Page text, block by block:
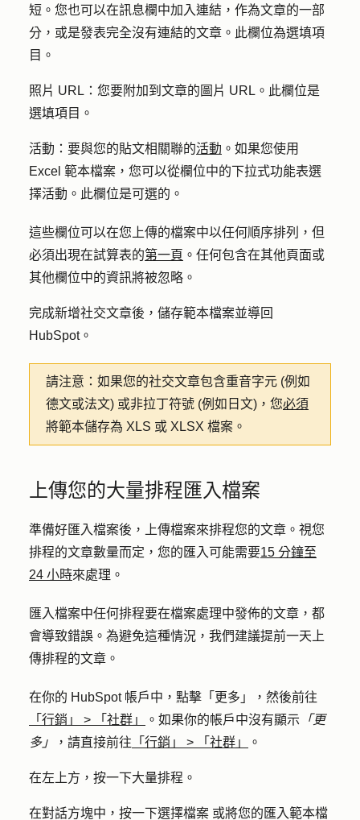
短。您也可以在訊息欄中加入連結，作為文章的一部
分，或是發表完全沒有連結的文章。此欄位為選填項
目。
照片 URL ：您要附加到文章的圖片 URL。此欄位是
選填項目。
活動： 要與您的貼文相關聯的活動 。如果您使用
Excel 範本檔案，您可以從欄位中的下拉式功能表選
擇活動。此欄位是可選的。
這些欄位可以在您上傳的檔案中以任何順序排列，但
必須出現在試算表的第一頁 。任何包含在其他頁面或
其他欄位中的資訊將被忽略。
完成新增社交文章後，儲存範本檔案並導回
HubSpot。
請注意： 如果您的社交文章包含重音字元 (例如
德文或法文) 或非拉丁符號 (例如日文)，您必須
將範本儲存為 XLS 或 XLSX 檔案。
上傳您的大量排程匯入檔案
準備好匯入檔案後，上傳檔案來排程您的文章。視您
排程的文章數量而定，您的匯入可能需要15 分鐘至
24 小時來處理。
匯入檔案中任何排程要在檔案處理中發佈的文章，都
會導致錯誤。為避免這種情況，我們建議提前一天上
傳排程的文章。
在你的 HubSpot 帳戶中，點擊 「更多」
，然後前往
「行銷」
> 「社群」 。如果你的帳戶中沒有顯示 「更
多」
，請直接前往 「行銷」 > 「社群」 。
在左上方，按一下大量排程 。
在對話方塊中，按一下選擇檔案 或將您的匯入範本檔